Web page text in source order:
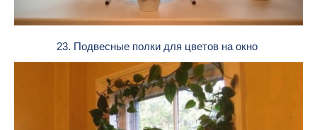
23. Подвесные полки для цветов на окно